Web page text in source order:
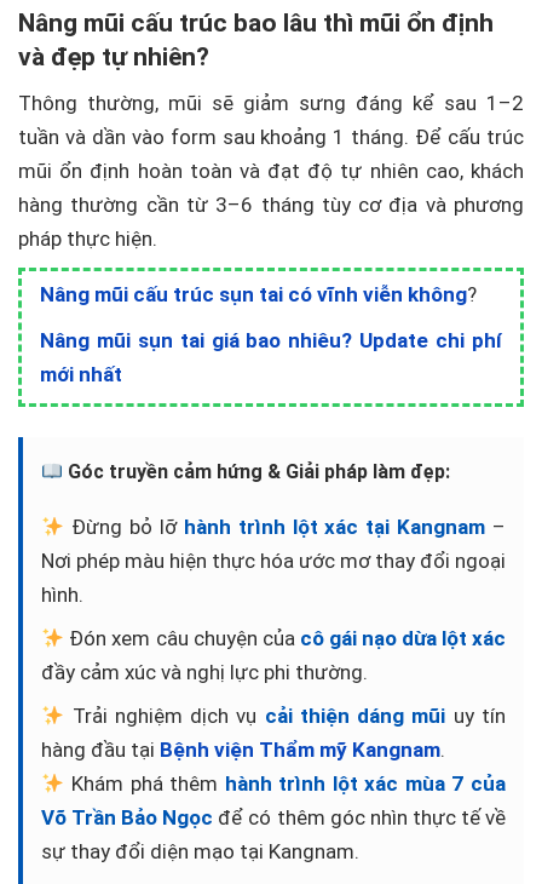
Nâng mũi cấu trúc bao lâu thì mũi ổn định
và đẹp tự nhiên?
Thông thường, mũi sẽ giảm sưng đáng kể sau 1–2
tuần và dần vào form sau khoảng 1 tháng. Để cấu trúc
mũi ổn định hoàn toàn và đạt độ tự nhiên cao, khách
hàng thường cần từ 3–6 tháng tùy cơ địa và phương
pháp thực hiện.
Nâng mũi cấu trúc sụn tai có vĩnh viễn không?
Nâng mũi sụn tai giá bao nhiêu? Update chi phí
mới nhất
Góc truyền cảm hứng & Giải pháp làm đẹp:
Đừng bỏ lỡ hành trình lột xác tại Kangnam –
Nơi phép màu hiện thực hóa ước mơ thay đổi ngoại
hình.
Đón xem câu chuyện của cô gái nạo dừa lột xác
đầy cảm xúc và nghị lực phi thường.
Trải nghiệm dịch vụ cải thiện dáng mũi uy tín
hàng đầu tại Bệnh viện Thẩm mỹ Kangnam.
Khám phá thêm hành trình lột xác mùa 7 của
Võ Trần Bảo Ngọc để có thêm góc nhìn thực tế về
sự thay đổi diện mạo tại Kangnam.